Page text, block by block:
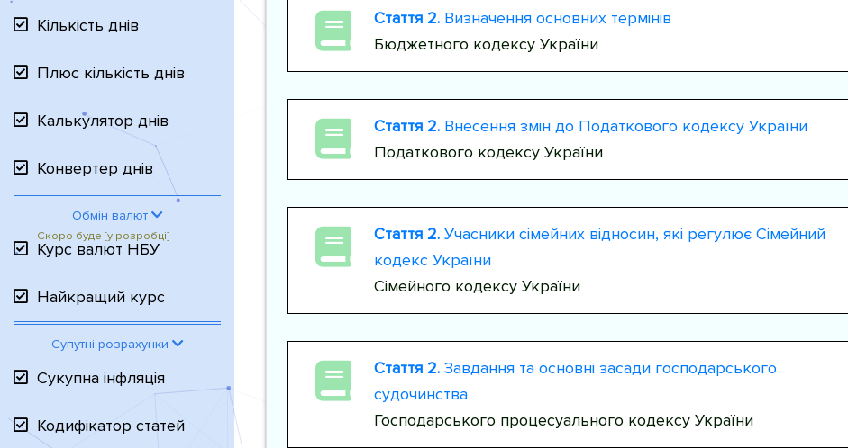
Кількість днів
Плюс кількість днів
Калькулятор днів
Конвертер днів
Обмін валют
Курс валют НБУ
Найкращий курс
Супутні розрахунки
Сукупна інфляція
Кодифікатор статей
Стаття 2.Визначення основних термінів
Бюджетного кодексу України
Стаття 2.Внесення змін до Податкового кодексу України
Податкового кодексу України
Стаття 2.Учасники сімейних відносин, які регулює Сімейний
кодекс України
Сімейного кодексу України
Стаття 2.Завдання та основні засади господарського
судочинства
Господарського процесуального кодексу України